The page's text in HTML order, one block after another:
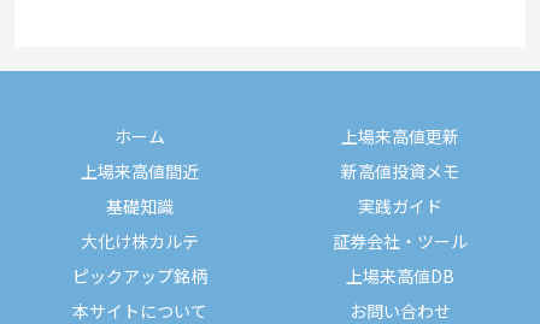
ホーム
上場来高値更新
上場来高値間近
新高値投資メモ
基礎知識
実践ガイド
大化け株カルテ
証券会社・ツール
ピックアップ銘柄
上場来高値DB
本サイトについて
お問い合わせ